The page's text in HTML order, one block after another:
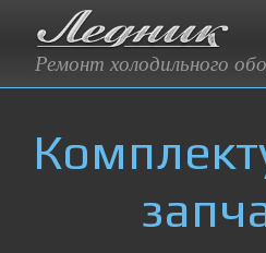
Ремонт холодильного